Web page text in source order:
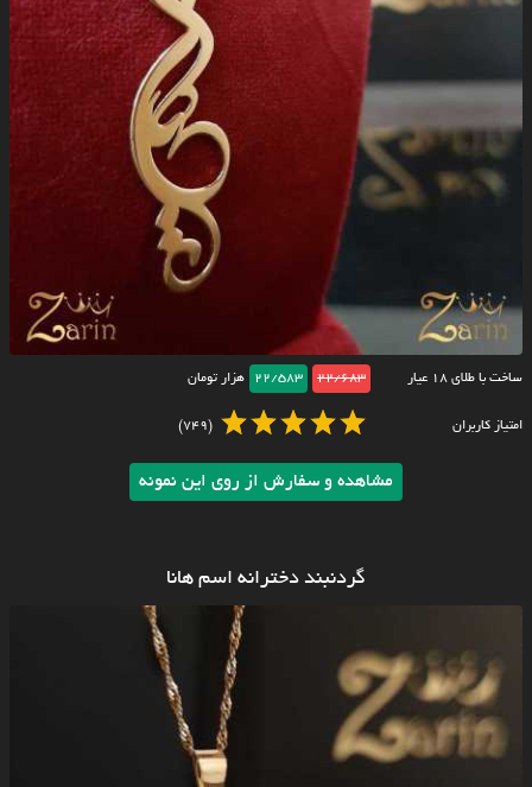
ساخت با طلای ۱۸ عیار 22/683
22/583 هزار تومان
امتیاز کاربران (749)
مشاهده و سفارش از روی این نمونه
گردنبند دخترانه اسم هانا